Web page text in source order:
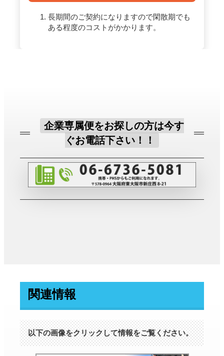
長期間のご契約になりますので閑散期でも
ある程度のコストがかかります。
企業専属便をお探しの方は今す
ぐお電話下さい！！
関連情報
以下の画像をクリックして情報をご覧ください。